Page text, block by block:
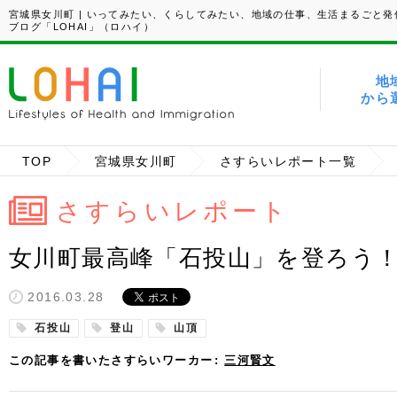
宮城県女川町 | いってみたい、くらしてみたい、地域の仕事、生活まるごと発
ブログ「LOHAI」（ロハイ）
地
から
TOP 宮城県女川町 さすらいレポート一覧
さすらいレポート
女川町最高峰「石投山」を登ろう
2016.03.28
石投山 登山 山頂
この記事を書いたさすらいワーカー 三河賢文